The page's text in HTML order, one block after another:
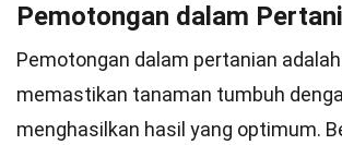
Pemotongan dalam
Pemotongan dalam pertanian
memastikan tanaman tumbuh
menghasilkan hasil yang optimum.